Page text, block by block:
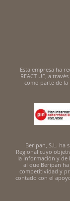
Esta empresa ha
REACT UE, a
como parte de la
Beripan, S.L. ha
Regional cuyo
la información y de
al que Beripan
competitividad y
contado con el